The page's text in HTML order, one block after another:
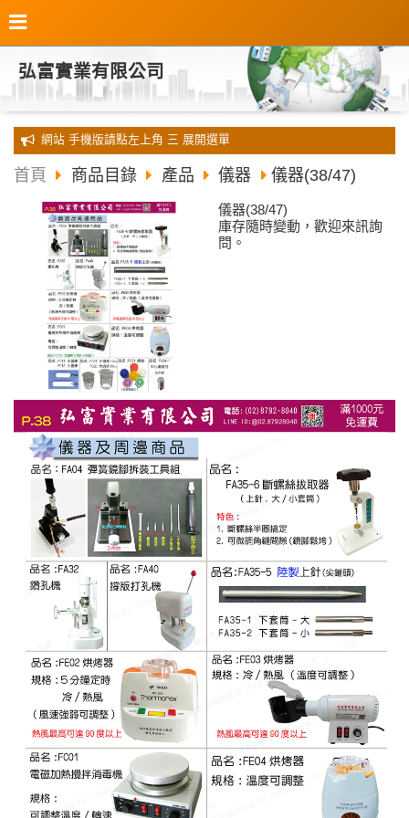
弘富實業有限公司
全新 網站 手機版請點左上角 三 展開選單
首頁 商品目錄 產品 儀器 儀器(38/47)
儀器(38/47)
庫存隨時變動，歡迎來訊詢
問。